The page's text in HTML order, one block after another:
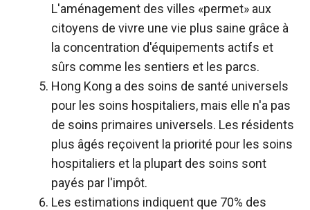
L'aménagement des villes «permet» aux
citoyens de vivre une vie plus saine grâce à
la concentration d'équipements actifs et
sûrs comme les sentiers et les parcs.
Hong Kong a des soins de santé universels
pour les soins hospitaliers, mais elle n'a pas
de soins primaires universels. Les résidents
plus âgés reçoivent la priorité pour les soins
hospitaliers et la plupart des soins sont
payés par l'impôt.
Les estimations indiquent que 70% des